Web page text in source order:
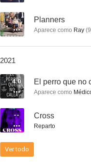
--
-- Planners
Aparece como Ray (9
2021
4.0 El perro que no
Aparece como
-- Cross
Reparto
Ver todo